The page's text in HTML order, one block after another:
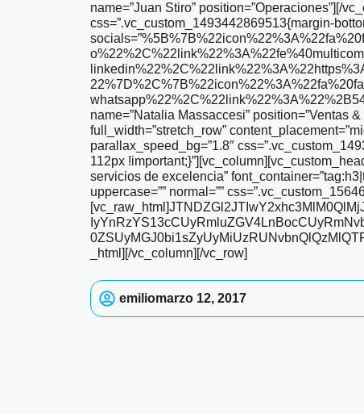
name=”Juan Stiro” position=”Operaciones”][/
css=”.vc_custom_1493442869513{margin-
name=”Natalia Massaccesi” position=”Ventas
full_width=”stretch_row”
parallax_speed_bg=”1.8″
112px
servicios de excelencia”
uppercase=”” normal=””
_html][/vc_column][/vc_row]
emiliomarzo 12, 2017